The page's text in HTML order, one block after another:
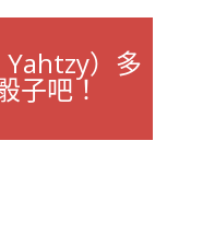
）多
子吧！